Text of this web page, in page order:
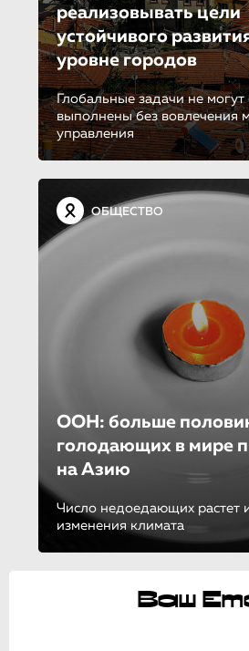
реализовывать цели
устойчивого
уровне городов
Глобальные задачи не могут
выполнены без вовлечения
управления
ОБЩЕСТВО
ООН: больше
голодающих в мире
на Азию
Число недоедающих растет
изменения климата
Ваш